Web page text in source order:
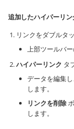
追加したハイパーリ
リンクをダブルタ
上部ツールバ
ハイパーリンク タ
データを編集し
します。
リンクを削除
します。